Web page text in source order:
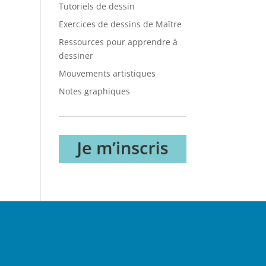
Tutoriels de dessin
Exercices de dessins de Maître
Ressources pour apprendre à
dessiner
Mouvements artistiques
Notes graphiques